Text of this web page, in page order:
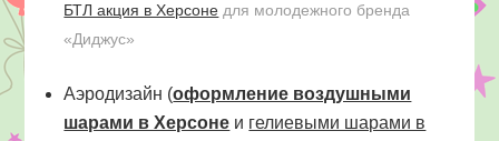
БТЛ акция в Херсоне для молодежного бренда
«Диджус»
Аэродизайн (оформление воздушными
шарами в Херсоне и гелиевыми шарами в